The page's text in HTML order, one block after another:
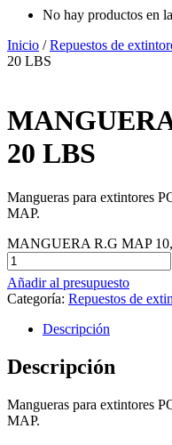
No hay productos en
Inicio /Repuestos de
20 LBS
20 LBS
Mangueras para extintores
MAP.
MANGUERA R.G MAP
Añadir al presupuesto
Categoría: Repuestos de
Descripción
Descripción
Mangueras para extintores
MAP.